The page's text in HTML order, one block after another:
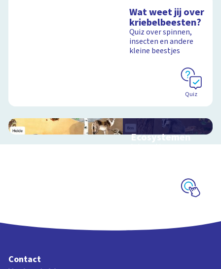
Wat weet jij over
kriebelbeesten?
Quiz over spinnen,
insecten en andere
kleine beestjes
Quiz
Ecosystemen
Interactieve
Contact